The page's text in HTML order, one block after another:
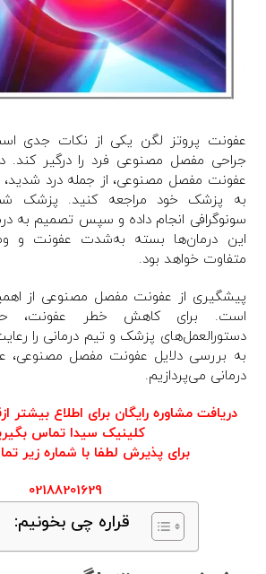
عفونت پروتز لگن یکی از نکات جدی
جراحی مفصل مصنوعی فرد را درگیر کند.
عفونت مفصل مصنوعی، از جمله درد شدید،
به پزشک خود مراجعه کنید. پزشک
سونوگرافی انجام داده و سپس تصمیم به
این درمان‌ها بسته به‌شدت عفونت و
متفاوت خواهد بود.
پیشگیری از عفونت مفصل مصنوعی از
است. برای کاهش خطر عفونت،
دستورالعمل‌های پزشک و تیم درمانی را
به بررسی دلایل عفونت مفصل مصنوعی،
درمانی می‌پردازیم.
دریافت مشاوره رایگان برای اطلاع بیشتر
کلینیک سیدا تماس
برای پذیرش لطفا با شماره زیر
02188201629
قراره چی بخونیم: